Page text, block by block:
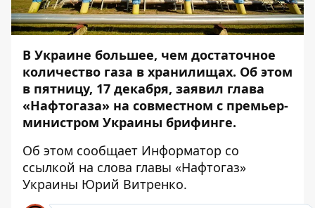
В Украине большее, чем достаточное
количество газа в хранилищах. Об этом
в пятницу, 17 декабря, заявил глава
«Нафтогаза» на совместном с премьер-
министром Украины брифинге.
Об этом сообщает Информатор со
ссылкой на слова главы «Нафтогаз»
Украины Юрий Витренко.